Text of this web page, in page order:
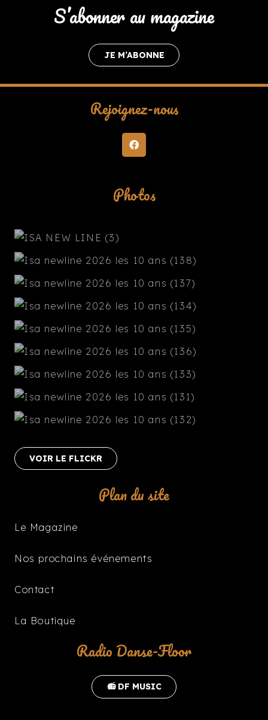
S’abonner au magazine
JE M’ABONNE
Rejoignez-nous
Photos
VOIR LE FLICKR
Plan du site
Le Magazine
Nos prochains événements
Contact
La Boutique
Radio Danse-Floor
📻 DF MUSIC